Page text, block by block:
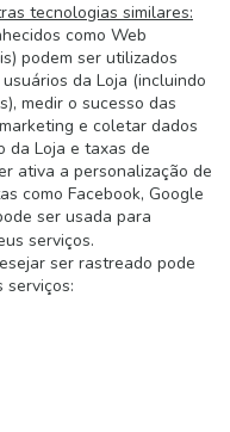
tecnologias similares:
como Web
podem ser utilizados
da Loja (incluindo
medir o sucesso das
e coletar dados
da Loja e taxas de
ativa a personalização de
como Facebook, Google
ser usada para
serviços.
ser rastreado pode
serviços: